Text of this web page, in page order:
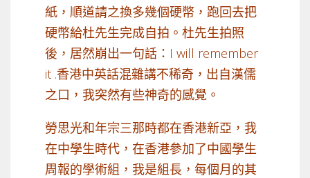
紙，順道請之換多幾個硬幣，跑回去把
硬幣給杜先生完成自拍。杜先生拍照
後，居然崩出一句話：I will remember
it .香港中英話混雜講不稀奇，出自漢儒
之口，我突然有些神奇的感覺。
勞思光和年宗三那時都在香港新亞，我
在中學生時代，在香港參加了中國學生
周報的學術組，我是組長，每個月的其